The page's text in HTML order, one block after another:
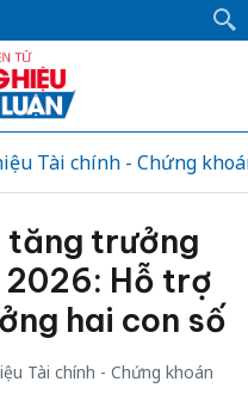
Tài chính - Chứng
tăng trưởng
2026: Hỗ trợ
hai con số
Tài chính - Chứng khoán